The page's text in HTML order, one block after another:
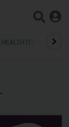
HEALTHTECH